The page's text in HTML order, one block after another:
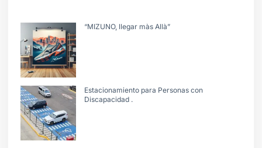
“MIZUNO, llegar màs Allà”
Estacionamiento para Personas con
Discapacidad .